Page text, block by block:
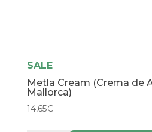
SALE
Metla Cream (Crema de
Mallorca)
14,65€